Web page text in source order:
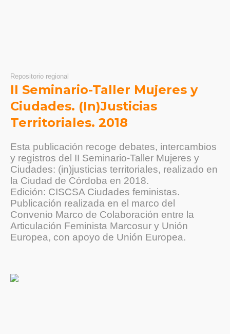
Repositorio regional
II Seminario-Taller Mujeres y
Ciudades. (In)Justicias
Territoriales. 2018
Esta publicación recoge debates, intercambios
y registros del II Seminario-Taller Mujeres y
Ciudades: (in)justicias territoriales, realizado en
la Ciudad de Córdoba en 2018.
Edición: CISCSA Ciudades feministas.
Publicación realizada en el marco del
Convenio Marco de Colaboración entre la
Articulación Feminista Marcosur y Unión
Europea, con apoyo de Unión Europea.